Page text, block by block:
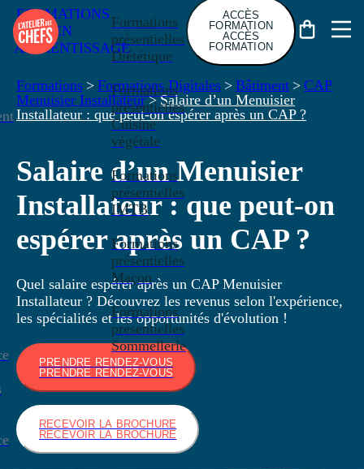
FORMATIONS
EN
APPRENTISSAGE
Formations
présentielles
Diététique
Formations
présentielles
Cuisine
végétale
Formations
présentielles
IMTB
Formations
présentielles
Maçon
Formations
présentielles
Sommellerie
ACCÈS
FORMATION
ACCÈS
FORMATION
Formations > Formations Digitales > Bâtiment > CAP
Menuisier Installateur > Salaire d’un Menuisier
Installateur : que peut-on espérer après un CAP ?
Salaire d’un Menuisier
Installateur : que peut-on
espérer après un CAP ?
Quel salaire espérer après un CAP Menuisier
Installateur ? Découvrez les revenus selon l'expérience,
les spécialités et les opportunités d'évolution !
PRENDRE RENDEZ-VOUS
PRENDRE RENDEZ-VOUS
RECEVOIR LA BROCHURE
RECEVOIR LA BROCHURE